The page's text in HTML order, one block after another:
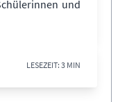
und
LESEZEIT: 3 MIN